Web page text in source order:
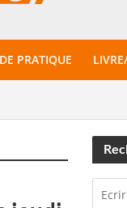
PRATIQUE